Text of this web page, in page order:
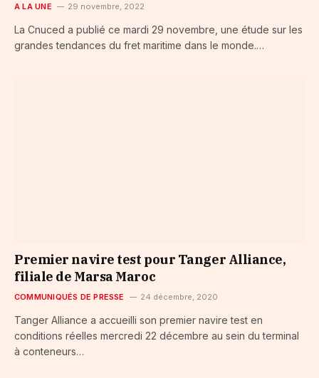
A LA UNE 29 novembre, 2022
La Cnuced a publié ce mardi 29 novembre, une étude sur les
grandes tendances du fret maritime dans le monde.…
Premier navire test pour Tanger Alliance,
filiale de Marsa Maroc
COMMUNIQUÉS DE PRESSE 24 décembre, 2020
Tanger Alliance a accueilli son premier navire test en
conditions réelles mercredi 22 décembre au sein du terminal
à conteneurs…